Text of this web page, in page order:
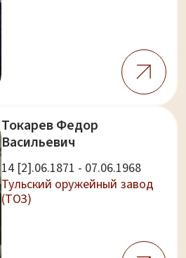
Токарев Федор
Васильевич
14 [2].06.1871 - 07.06.1968
Тульский оружейный завод
(ТОЗ)